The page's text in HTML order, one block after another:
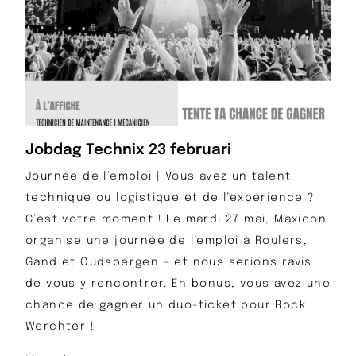
Jobdag Technix 23 februari
Journée de l’emploi | Vous avez un talent
technique ou logistique et de l’expérience ?
C’est votre moment ! Le mardi 27 mai, Maxicon
organise une journée de l’emploi à Roulers,
Gand et Oudsbergen – et nous serions ravis
de vous y rencontrer. En bonus, vous avez une
chance de gagner un duo-ticket pour Rock
Werchter !